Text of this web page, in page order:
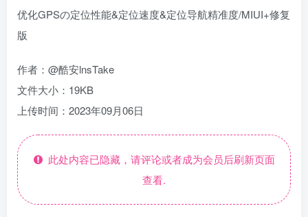
优化GPSの定位性能&定位速度&定位导航精准度/MIUI+修复
版
作者：@酷安lnsTake
文件大小：19KB
上传时间：2023年09月06日
此处内容已隐藏，请评论或者成为会员后刷新页面
查看.